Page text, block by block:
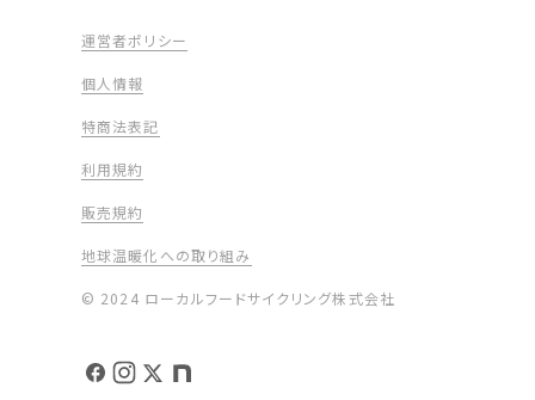
© 2024 ローカルフードサイクリング株式会社
運営者ポリシー
個人情報
特商法表記
利用規約
販売規約
地球温暖化への取り組み